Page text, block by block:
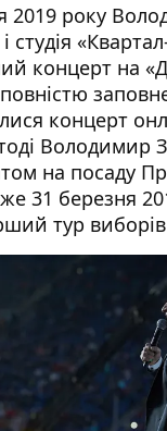
2019 року
студія
концерт на
концерт
Володимир
на посаду
31 березня
тур